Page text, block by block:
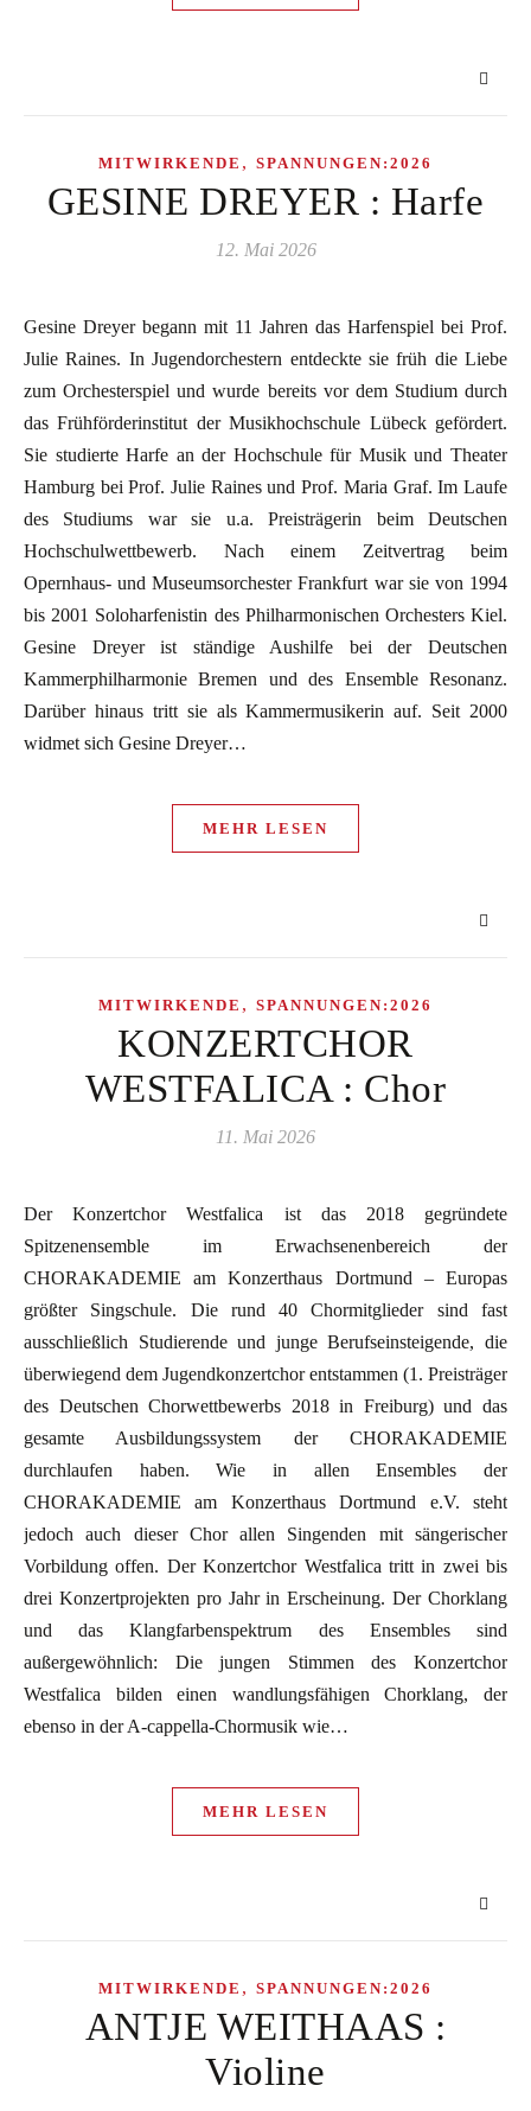
MITWIRKENDE , SPANNUNGEN:2026
GESINE DREYER : Harfe
12. Mai 2026
Gesine Dreyer begann mit 11 Jahren das Harfenspiel bei Prof.
Julie Raines. In Jugendorchestern entdeckte sie früh die Liebe
zum Orchesterspiel und wurde bereits vor dem Studium durch
das Frühförderinstitut der Musikhochschule Lübeck gefördert.
Sie studierte Harfe an der Hochschule für Musik und Theater
Hamburg bei Prof. Julie Raines und Prof. Maria Graf. Im Laufe
des Studiums war sie u.a. Preisträgerin beim Deutschen
Hochschulwettbewerb. Nach einem Zeitvertrag beim
Opernhaus- und Museumsorchester Frankfurt war sie von 1994
bis 2001 Soloharfenistin des Philharmonischen Orchesters Kiel.
Gesine Dreyer ist ständige Aushilfe bei der Deutschen
Kammerphilharmonie Bremen und des Ensemble Resonanz.
Darüber hinaus tritt sie als Kammermusikerin auf. Seit 2000
widmet sich Gesine Dreyer…
MEHR LESEN
MITWIRKENDE , SPANNUNGEN:2026
KONZERTCHOR
WESTFALICA : Chor
11. Mai 2026
Der Konzertchor Westfalica ist das 2018 gegründete
Spitzenensemble im Erwachsenenbereich der
CHORAKADEMIE am Konzerthaus Dortmund – Europas
größter Singschule. Die rund 40 Chormitglieder sind fast
ausschließlich Studierende und junge Berufseinsteigende, die
überwiegend dem Jugendkonzertchor entstammen (1. Preisträger
des Deutschen Chorwettbewerbs 2018 in Freiburg) und das
gesamte Ausbildungssystem der CHORAKADEMIE
durchlaufen haben. Wie in allen Ensembles der
CHORAKADEMIE am Konzerthaus Dortmund e.V. steht
jedoch auch dieser Chor allen Singenden mit sängerischer
Vorbildung offen. Der Konzertchor Westfalica tritt in zwei bis
drei Konzertprojekten pro Jahr in Erscheinung. Der Chorklang
und das Klangfarbenspektrum des Ensembles sind
außergewöhnlich: Die jungen Stimmen des Konzertchor
Westfalica bilden einen wandlungsfähigen Chorklang, der
ebenso in der A-cappella-Chormusik wie…
MEHR LESEN
MITWIRKENDE , SPANNUNGEN:2026
ANTJE WEITHAAS :
Violine